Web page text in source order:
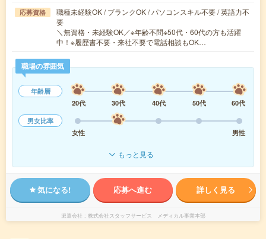
応募資格
職種未経験OK / ブランクOK / パソコンスキル不要 / 英語力不
要
＼無資格・未経験OK／※年齢不問※50代・60代の方も活躍
中！※履歴書不要・来社不要で電話相談もOK…
職場の雰囲気
年齢層
20代
30代 40代 50代
60代
男女比率
女性
男性
もっと見る
気になる! 応募へ進む 詳しく見る
派遣会社 株式会社スタッフサービス メディカル事業本部